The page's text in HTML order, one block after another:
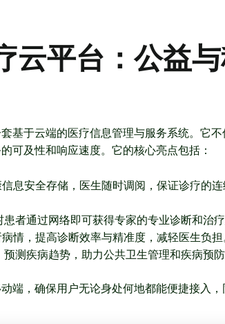
云平台：公益
基于云端的医疗信息管理与服务系统。它
可及性和响应速度。它的核心亮点包括：
息安全存储，医生随时调阅，保证诊疗的连
者通过网络即可获得专家的专业诊断和治
情，提高诊断效率与精准度，减轻医生负
测疾病趋势，助力公共卫生管理和疾病预
端，确保用户无论身处何地都能便捷接入